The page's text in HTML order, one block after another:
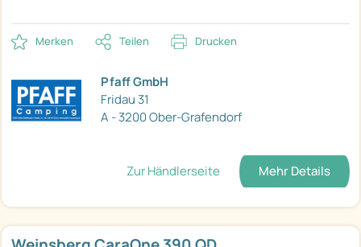
Merken Teilen Drucken
Pfaff GmbH
Fridau 31
A - 3200 Ober-Grafendorf
Zur Händlerseite Mehr Details